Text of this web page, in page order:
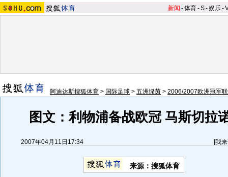
新闻 -体育-S-娱乐-
阿迪达斯搜狐体育 > 国际足球 > 五洲绿茵 > 2006/2007欧洲冠军
图文：利物浦备战欧冠 马斯切拉
2007年04月11日17:34 [我
来源：搜狐体育